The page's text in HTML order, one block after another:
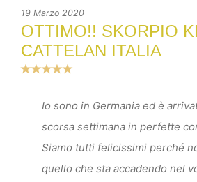
19 Marzo 2020
OTTIMO!! SKORPIO
CATTELAN ITALIA
Io sono in Germania ed è
scorsa settimana in perfette
Siamo tutti felicissimi perché
quello che sta accadendo nel